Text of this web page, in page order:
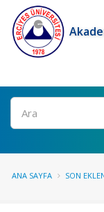
Ara
ANA SAYFA SON